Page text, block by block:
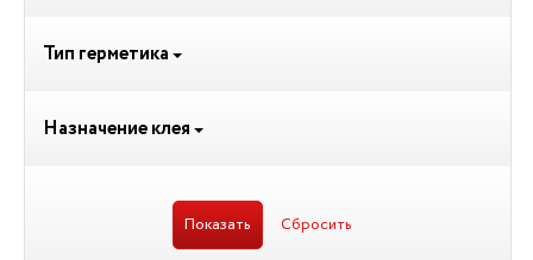
Тип герметика
Назначение клея